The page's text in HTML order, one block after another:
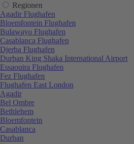
Regionen
Agadir Flughafen
Bloemfontein Flughafen
Bulawayo Flughafen
Casablanca Flughafen
Djerba Flughafen
Durban King Shaka International Airport
Essaouira Flughafen
Fez Flughafen
Flughafen East London
Agadir
Bel Ombre
Bethlehem
Bloemfontein
Casablanca
Durban